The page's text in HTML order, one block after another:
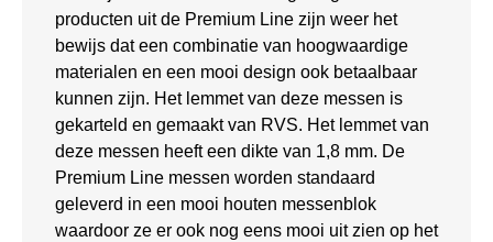
producten uit de Premium Line zijn weer het
bewijs dat een combinatie van hoogwaardige
materialen en een mooi design ook betaalbaar
kunnen zijn. Het lemmet van deze messen is
gekarteld en gemaakt van RVS. Het lemmet van
deze messen heeft een dikte van 1,8 mm. De
Premium Line messen worden standaard
geleverd in een mooi houten messenblok
waardoor ze er ook nog eens mooi uit zien op het